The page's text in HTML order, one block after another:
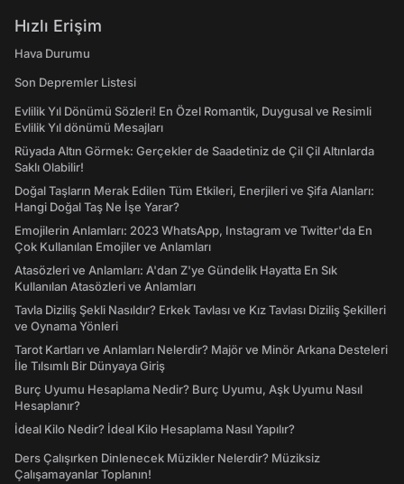
Hızlı Erişim
Hava Durumu
Son Depremler Listesi
Evlilik Yıl Dönümü Sözleri! En Özel Romantik, Duygusal ve Resimli
Evlilik Yıl dönümü Mesajları
Rüyada Altın Görmek: Gerçekler de Saadetiniz de Çil Çil Altınlarda
Saklı Olabilir!
Doğal Taşların Merak Edilen Tüm Etkileri, Enerjileri ve Şifa Alanları:
Hangi Doğal Taş Ne İşe Yarar?
Emojilerin Anlamları: 2023 WhatsApp, Instagram ve Twitter'da En
Çok Kullanılan Emojiler ve Anlamları
Atasözleri ve Anlamları: A'dan Z'ye Gündelik Hayatta En Sık
Kullanılan Atasözleri ve Anlamları
Tavla Diziliş Şekli Nasıldır? Erkek Tavlası ve Kız Tavlası Diziliş Şekilleri
ve Oynama Yönleri
Tarot Kartları ve Anlamları Nelerdir? Majör ve Minör Arkana Desteleri
İle Tılsımlı Bir Dünyaya Giriş
Burç Uyumu Hesaplama Nedir? Burç Uyumu, Aşk Uyumu Nasıl
Hesaplanır?
İdeal Kilo Nedir? İdeal Kilo Hesaplama Nasıl Yapılır?
Ders Çalışırken Dinlenecek Müzikler Nelerdir? Müziksiz
Çalışamayanlar Toplanın!